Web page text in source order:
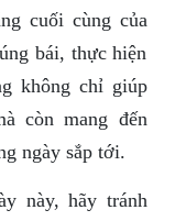
cuối cùng của
bái, thực hiện
không chỉ giúp
còn mang đến
ngày sắp tới.
này, hãy tránh